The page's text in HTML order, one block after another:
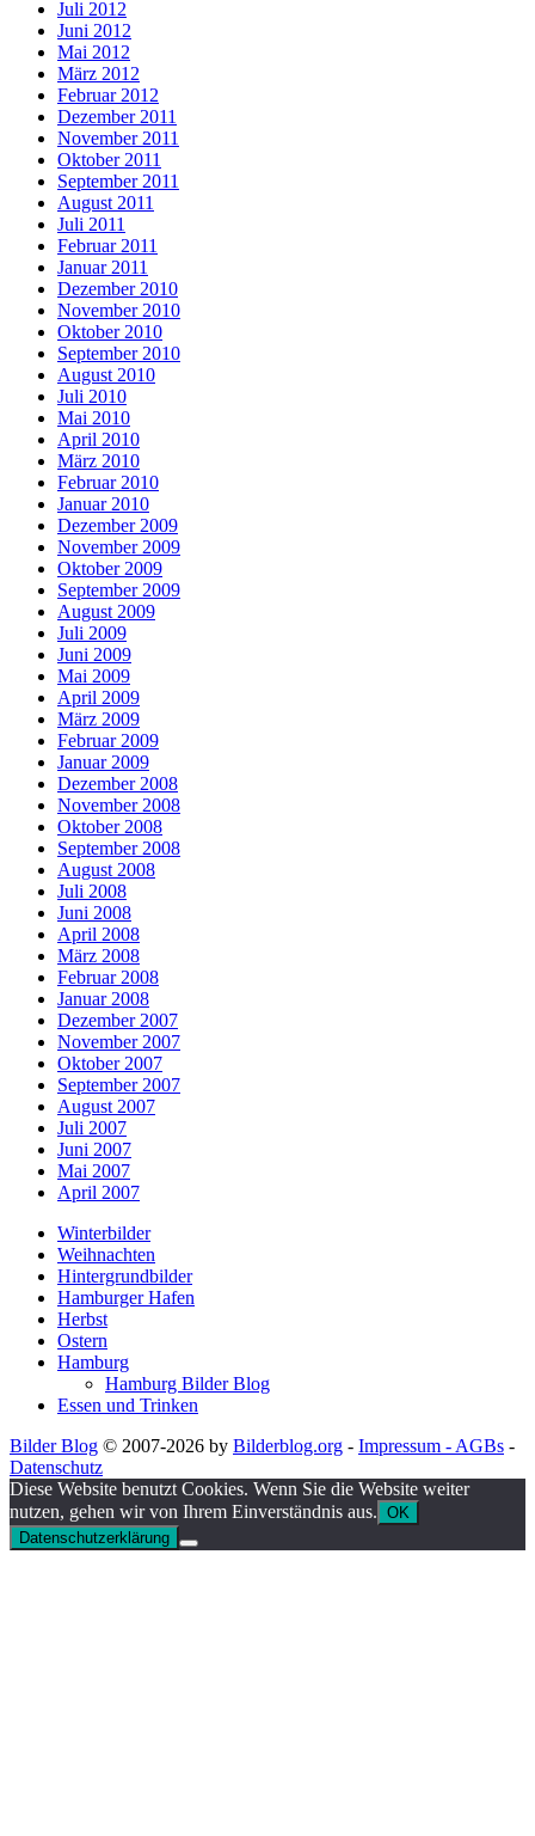
Juli 2012
Juni 2012
Mai 2012
März 2012
Februar 2012
Dezember 2011
November 2011
Oktober 2011
September 2011
August 2011
Juli 2011
Februar 2011
Januar 2011
Dezember 2010
November 2010
Oktober 2010
September 2010
August 2010
Juli 2010
Mai 2010
April 2010
März 2010
Februar 2010
Januar 2010
Dezember 2009
November 2009
Oktober 2009
September 2009
August 2009
Juli 2009
Juni 2009
Mai 2009
April 2009
März 2009
Februar 2009
Januar 2009
Dezember 2008
November 2008
Oktober 2008
September 2008
August 2008
Juli 2008
Juni 2008
April 2008
März 2008
Februar 2008
Januar 2008
Dezember 2007
November 2007
Oktober 2007
September 2007
August 2007
Juli 2007
Juni 2007
Mai 2007
April 2007
Winterbilder
Weihnachten
Hintergrundbilder
Hamburger Hafen
Herbst
Ostern
Hamburg
Hamburg Bilder Blog
Essen und Trinken
Bilder Blog © 2007-2026 by Bilderblog.org - Impressum - AGBs -
Datenschutz
Diese Website benutzt Cookies. Wenn Sie die Website weiter
nutzen, gehen wir von Ihrem Einverständnis aus. OK
Datenschutzerklärung